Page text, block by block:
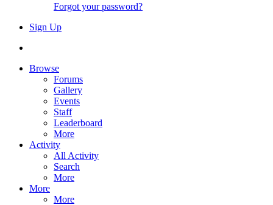
Forgot your password?
Sign Up
Browse
Forums
Gallery
Events
Staff
Leaderboard
More
Activity
All Activity
Search
More
More
More